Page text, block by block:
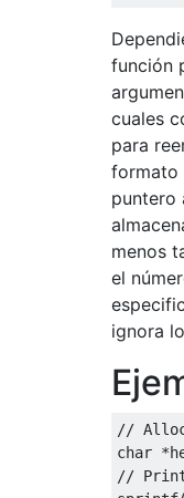
función
cuales
para
formato
puntero
menos
el
ignora
//
char *
//